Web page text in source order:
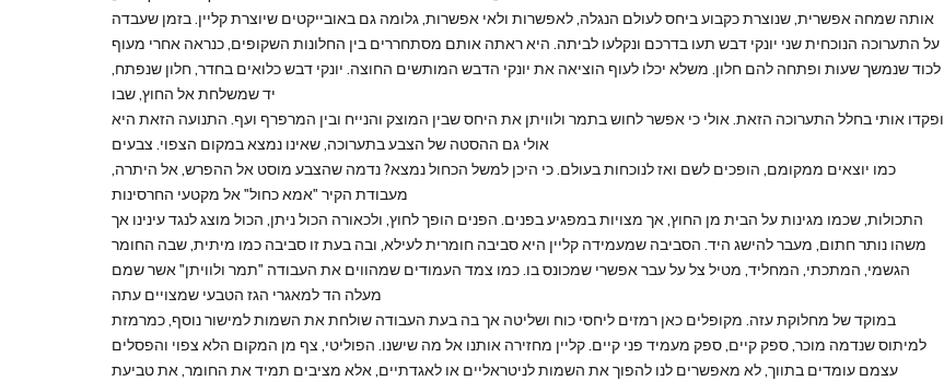
אותה שמחה אפשרית, שנוצרת כקבוע ביחס לעולם הנגלה, לאפשרות ולאי אפשרות, גלומה גם באובייקטים שיוצרת קליין. בזמן שעבדה
על התערוכה הנוכחית שני יונקי דבש תעו בדרכם ונקלעו לביתה. היא ראתה אותם מסתחררים בין החלונות השקופים, כנראה אחרי מעוף
לכוד שנמשך שעות ופתחה להם חלון. משלא יכלו לעוף הוציאה את יונקי הדבש המותשים החוצה. יונקי דבש כלואים בחדר, חלון שנפתח,
יד שמשלחת אל החוץ, שבו
ופקדו אותי בחלל התערוכה הזאת. אולי כי אפשר לחוש בתמר ולוויתן את היחס שבין המוצק והנייח ובין המרפרף ועף. התנועה הזאת היא
אולי גם ההסטה של הצבע בתערוכה, שאינו נמצא במקום הצפוי. צבעים
כמו יוצאים ממקומם, הופכים לשם ואז לנוכחות בעולם. כי היכן למשל הכחול נמצא? נדמה שהצבע מוסט אל ההפרש, אל היתרה,
מעבודת הקיר "אמא כחול" אל מקטעי החרסינות
התכולות, שכמו מגינות על הבית מן החוץ, אך מצויות במפגיע בפנים. הפנים הופך לחוץ, ולכאורה הכול ניתן, הכול מוצג לנגד עינינו אך
משהו נותר חתום, מעבר להישג היד. הסביבה שמעמידה קליין היא סביבה חומרית לעילא, ובה בעת זו סביבה כמו מיתית, שבה החומר
הגשמי, המתכתי, המחליד, מטיל צל על עבר אפשרי שמכונס בו. כמו צמד העמודים שמהווים את העבודה "תמר ולוויתן" אשר שמם
מעלה הד למאגרי הגז הטבעי שמצויים עתה
במוקד של מחלוקת עזה. מקופלים כאן רמזים ליחסי כוח ושליטה אך בה בעת העבודה שולחת את השמות למישור נוסף, כמרמזת
למיתוס שנדמה מוכר, ספק קיים, ספק מעמיד פני קיים. קליין מחזירה אותנו אל מה שישנו. הפוליטי, צף מן המקום הלא צפוי והפסלים
עצמם עומדים בתווך, לא מאפשרים לנו להפוך את השמות לניטראליים או לאגדתיים, אלא מציבים תמיד את החומר, את טביעת